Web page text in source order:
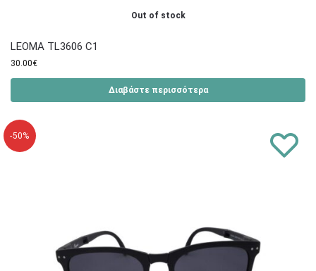
Out of stock
LEOMA TL3606 C1
30.00€
Διαβάστε περισσότερα
-50%